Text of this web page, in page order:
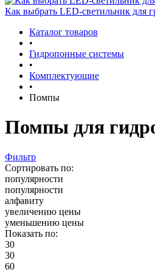
Как выбрать LED-светильник для
Каталог товаров
•
Гидропонные системы
•
Комплектующие
•
Помпы
Помпы для
Фильтр
Сортировать по:
популярности
популярности
алфавиту
увеличению цены
уменьшению цены
Показать по:
30
30
60